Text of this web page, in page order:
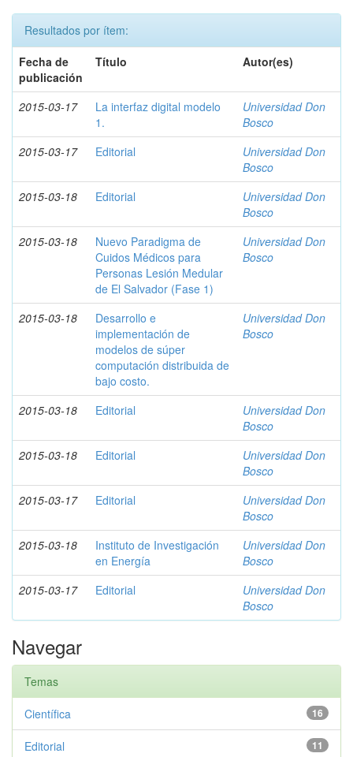
Resultados por ítem:
Fecha de
publicación
Título Autor(es)
2015-03-17
La interfaz digital modelo
1.
Universidad Don
Bosco
2015-03-17
Editorial
Universidad Don
Bosco
2015-03-18
Editorial
Universidad Don
Bosco
2015-03-18
Nuevo Paradigma de
Cuidos Médicos para
Personas Lesión Medular
de El Salvador (Fase 1)
Universidad Don
Bosco
2015-03-18
Desarrollo e
implementación de
modelos de súper
computación distribuida de
bajo costo.
Universidad Don
Bosco
2015-03-18 Editorial
Universidad Don
Bosco
2015-03-18
Editorial
Universidad Don
Bosco
2015-03-17
Editorial
Universidad Don
Bosco
2015-03-18
Instituto de Investigación
en Energía
Universidad Don
Bosco
2015-03-17
Editorial
Universidad Don
Bosco
Navegar
Temas
16
Científica
11
Editorial